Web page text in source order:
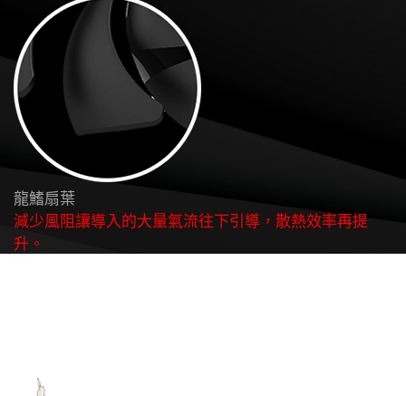
龍鰭扇葉
減少風阻讓導入的大量氣流往下引導，散熱效率再提
升。